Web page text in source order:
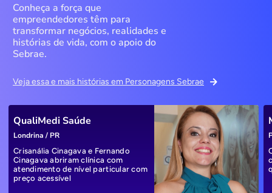
Conheça a força que
empreendedores têm para
transformar negócios, realidades e
histórias de vida, com o apoio do
Sebrae.
Veja essa e mais histórias em Personagens Sebrae
QualiMedi Saúde
Londrina / PR
Crisanália Cinagava e Fernando
Cinagava abriram clínica com
atendimento de nível particular com
preço acessível